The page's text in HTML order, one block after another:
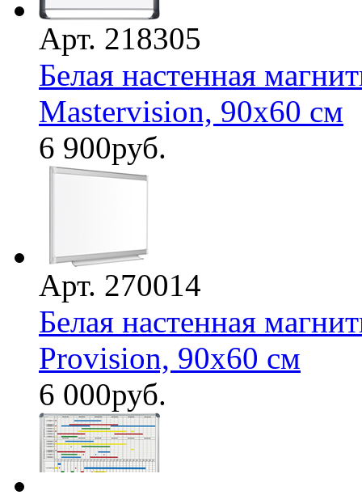
Арт. 218305
Белая настенная
Mastervision, 90х60 см
6 900руб.
Арт. 270014
Белая настенная
Provision, 90х60 см
6 000руб.